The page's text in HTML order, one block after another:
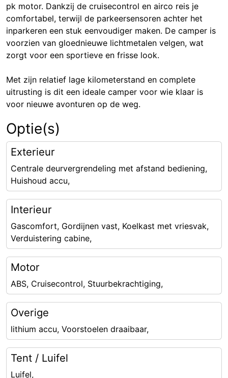
pk motor. Dankzij de cruisecontrol en airco reis je
comfortabel, terwijl de parkeersensoren achter het
inparkeren een stuk eenvoudiger maken. De camper is
voorzien van gloednieuwe lichtmetalen velgen, wat
zorgt voor een sportieve en frisse look.
Met zijn relatief lage kilometerstand en complete
uitrusting is dit een ideale camper voor wie klaar is
voor nieuwe avonturen op de weg.
Optie(s)
Exterieur
Centrale deurvergrendeling met afstand bediening,
Huishoud accu,
Interieur
Gascomfort, Gordijnen vast, Koelkast met vriesvak,
Verduistering cabine,
Motor
ABS, Cruisecontrol, Stuurbekrachtiging,
Overige
lithium accu, Voorstoelen draaibaar,
Tent / Luifel
Luifel,